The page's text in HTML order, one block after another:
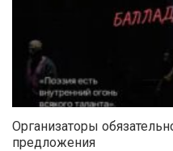
Организаторы
предложения